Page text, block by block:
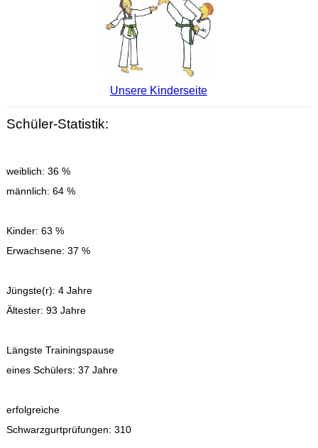
Unsere Kinderseite
Schüler-Statistik:
weiblich: 36 %
männlich: 64 %
Kinder: 63 %
Erwachsene: 37 %
Jüngste(r): 4 Jahre
Ältester: 93 Jahre
Längste Trainingspause
eines Schülers: 37 Jahre
erfolgreiche
Schwarzgurtprüfungen: 310